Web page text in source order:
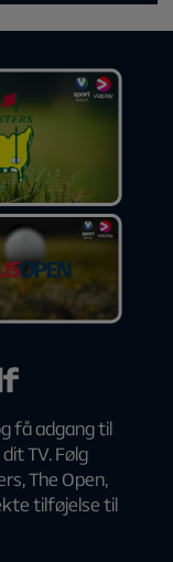
få adgang til
TV. Følg
The Open,
tilføjelse til